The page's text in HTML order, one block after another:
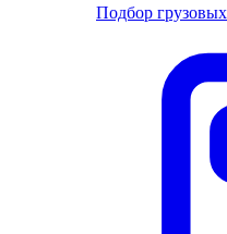
Подбор